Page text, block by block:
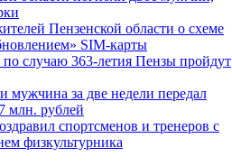
Пензенской области о схеме
SIM-карты
случаю 363-летия Пензы пройдут
мужчина за две недели передал
млн. рублей
спортсменов и тренеров с
физкультурника